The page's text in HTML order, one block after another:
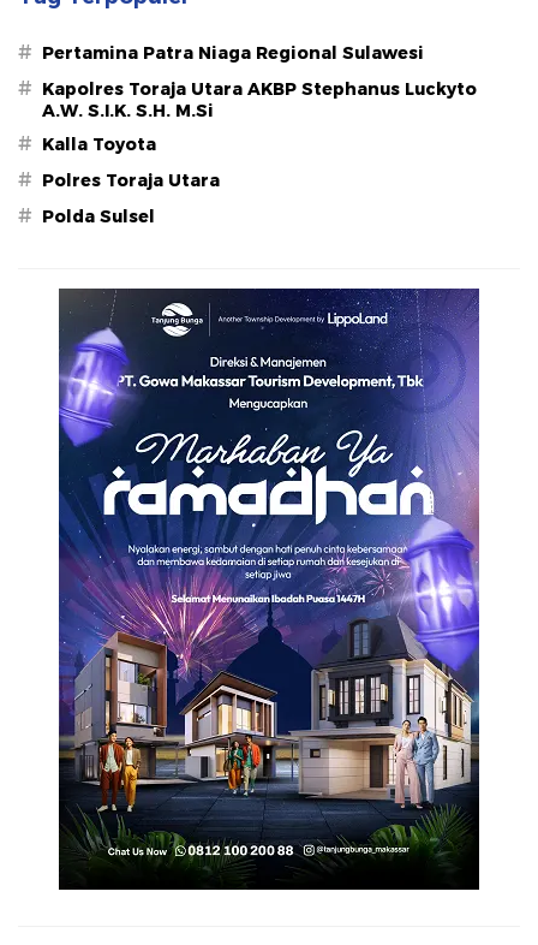
# Pertamina Patra Niaga Regional Sulawesi
# Kapolres Toraja Utara AKBP Stephanus Luckyto
A.W. S.I.K. S.H. M.Si
# Kalla Toyota
# Polres Toraja Utara
# Polda Sulsel